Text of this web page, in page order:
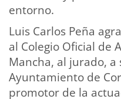
entorno.
Luis Carlos Peña
al Colegio Oficial de
Mancha, al jurado, a
Ayuntamiento de
promotor de la